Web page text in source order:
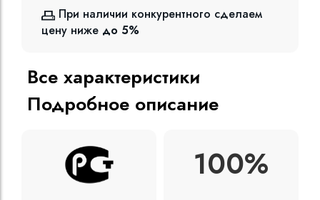
При наличии конкурентного сделаем
цену ниже до 5%
Все характеристики
Подробное описание
100%